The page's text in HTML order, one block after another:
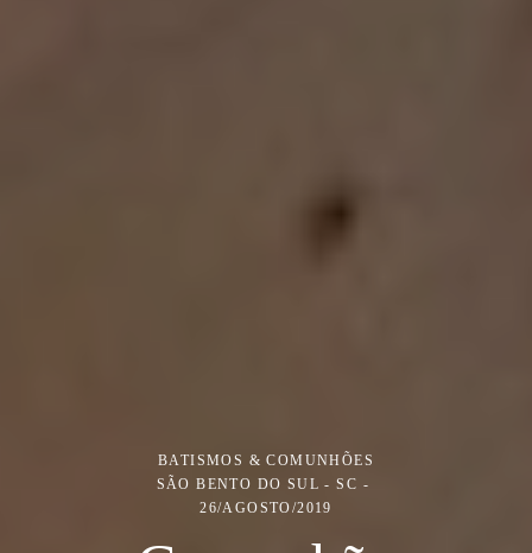
BATISMOS & COMUNHÕES
SÃO BENTO DO SUL - SC
26/AGOSTO/2019